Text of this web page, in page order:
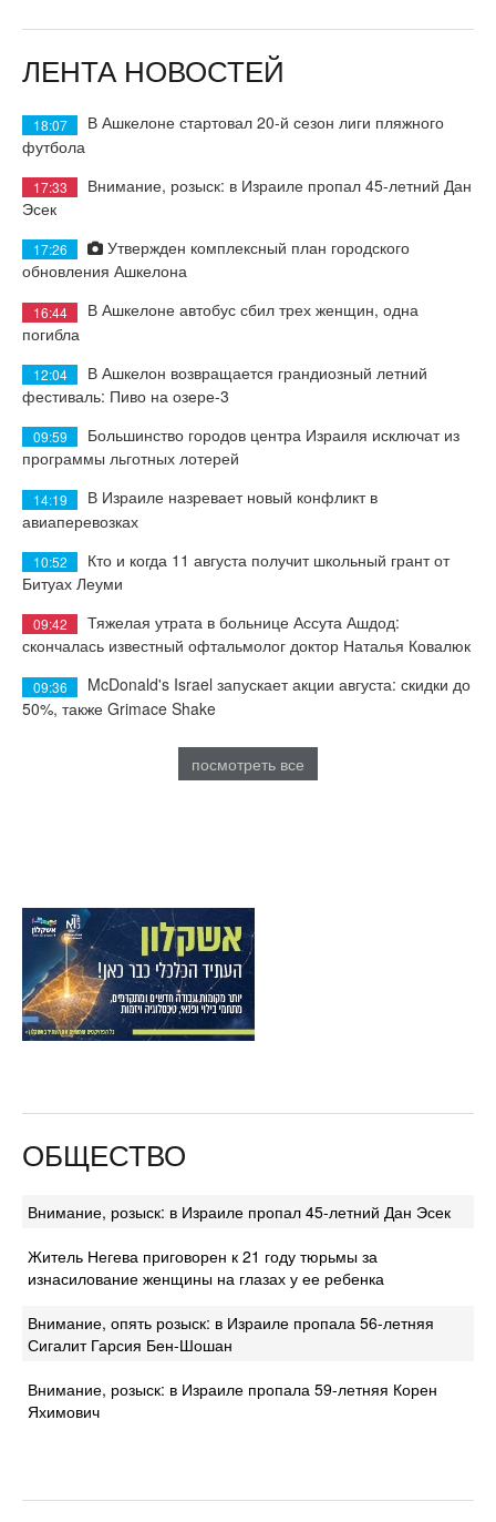
ЛЕНТА НОВОСТЕЙ
18:07
В Ашкелоне стартовал 20-й сезон лиги пляжного
футбола
17:33
Внимание, розыск: в Израиле пропал 45-летний Дан
Эсек
17:26
Утвержден комплексный план городского
обновления Ашкелона
16:44
В Ашкелоне автобус сбил трех женщин, одна
погибла
12:04
В Ашкелон возвращается грандиозный летний
фестиваль: Пиво на озере-3
09:59
Большинство городов центра Израиля исключат из
программы льготных лотерей
14:19
В Израиле назревает новый конфликт в
авиаперевозках
10:52
Кто и когда 11 августа получит школьный грант от
Битуах Леуми
09:42
Тяжелая утрата в больнице Ассута Ашдод:
скончалась известный офтальмолог доктор Наталья Ковалюк
09:36
McDonald's Israel запускает акции августа: скидки до
50%, также Grimace Shake
посмотреть все
ОБЩЕСТВО
Внимание, розыск: в Израиле пропал 45-летний Дан Эсек
Житель Негева приговорен к 21 году тюрьмы за
изнасилование женщины на глазах у ее ребенка
Внимание, опять розыск: в Израиле пропала 56-летняя
Сигалит Гарсия Бен-Шошан
Внимание, розыск: в Израиле пропала 59-летняя Корен
Яхимович